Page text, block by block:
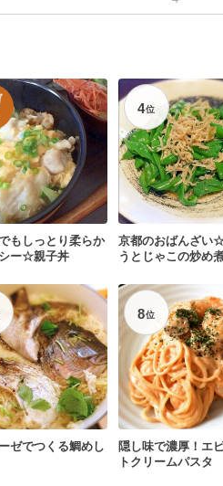
もしっとり柔らか
ー☆親子丼
4位
京都のおばんざい
うとじゃこの炒め
ゼでつくる鯛めし
8位
隠し味で濃厚！エ
トクリームパスタ